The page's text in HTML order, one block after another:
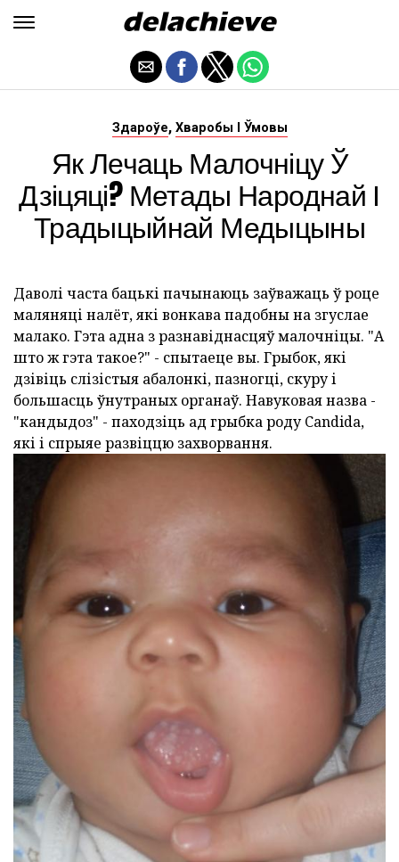
Здароўе, Хваробы І Ўмовы
Як Лечаць Малочніцу Ў
Дзіцяці? Метады Народнай І
Традыцыйнай Медыцыны
Даволі часта бацькі пачынаюць заўважаць ў роце
маляняці налёт, які вонкава падобны на згуслае
малако. Гэта адна з разнавіднасцяў малочніцы. "А
што ж гэта такое?" - спытаеце вы. Грыбок, які
дзівіць слізістыя абалонкі, пазногці, скуру і
большасць ўнутраных органаў. Навуковая назва -
"кандыдоз" - паходзіць ад грыбка роду Candida,
які і спрыяе развіццю захворвання.